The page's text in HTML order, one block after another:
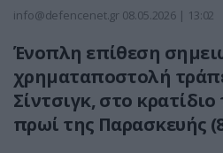
info@defencenet.gr 08.05.2026 | 13:02
Ένοπλη επίθεση
χρηματαποστολή
Σίντσιγκ, στο
πρωί της Παρασκευής